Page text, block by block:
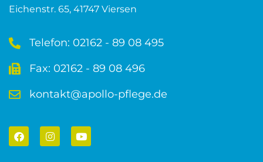
Eichenstr. 65, 41747 Viersen
Telefon: 02162 - 89 08 495
Fax: 02162 - 89 08 496
kontakt@apollo-pflege.de
a
c
e
n
s
t
o
u
t